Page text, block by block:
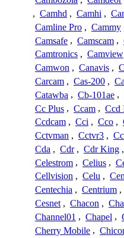
, Camhd , Camhi ,
Camline Pro , Cammy
Camsafe , Camscam ,
Camtronics , Camview
Camwon , Canavis ,
Carcam , Cas-200 ,
Catawba , Cb-101ae ,
Cc Plus , Ccam , Ccd
Ccdcam , Cci , Cco ,
Cctvman , Cctvr3 ,
Cda , Cdr , Cdr King ,
Celestrom , Celius ,
Cellvision , Celu ,
Centechia , Centrium ,
Cesnet , Chacon ,
Channel01 , Chapel ,
Cherry Mobile ,